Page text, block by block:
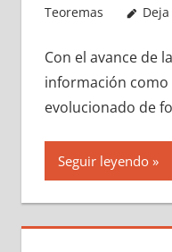
Teoremas
Con el avance de
información
evolucionado de
Seguir leyendo